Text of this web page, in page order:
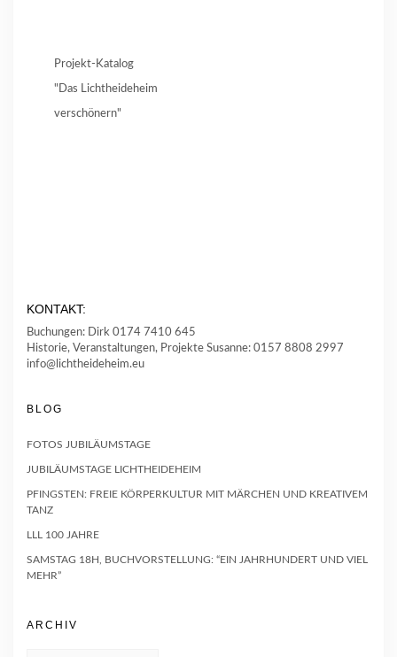
Projekt-Katalog
"Das Lichtheideheim
verschönern"
KONTAKT:
Buchungen: Dirk 0174 7410 645
Historie, Veranstaltungen, Projekte Susanne: 0157 8808 2997
info@lichtheideheim.eu
BLOG
FOTOS JUBILÄUMSTAGE
JUBILÄUMSTAGE LICHTHEIDEHEIM
PFINGSTEN: FREIE KÖRPERKULTUR MIT MÄRCHEN UND KREATIVEM
TANZ
LLL 100 JAHRE
SAMSTAG 18H, BUCHVORSTELLUNG: “EIN JAHRHUNDERT UND VIEL
MEHR”
ARCHIV